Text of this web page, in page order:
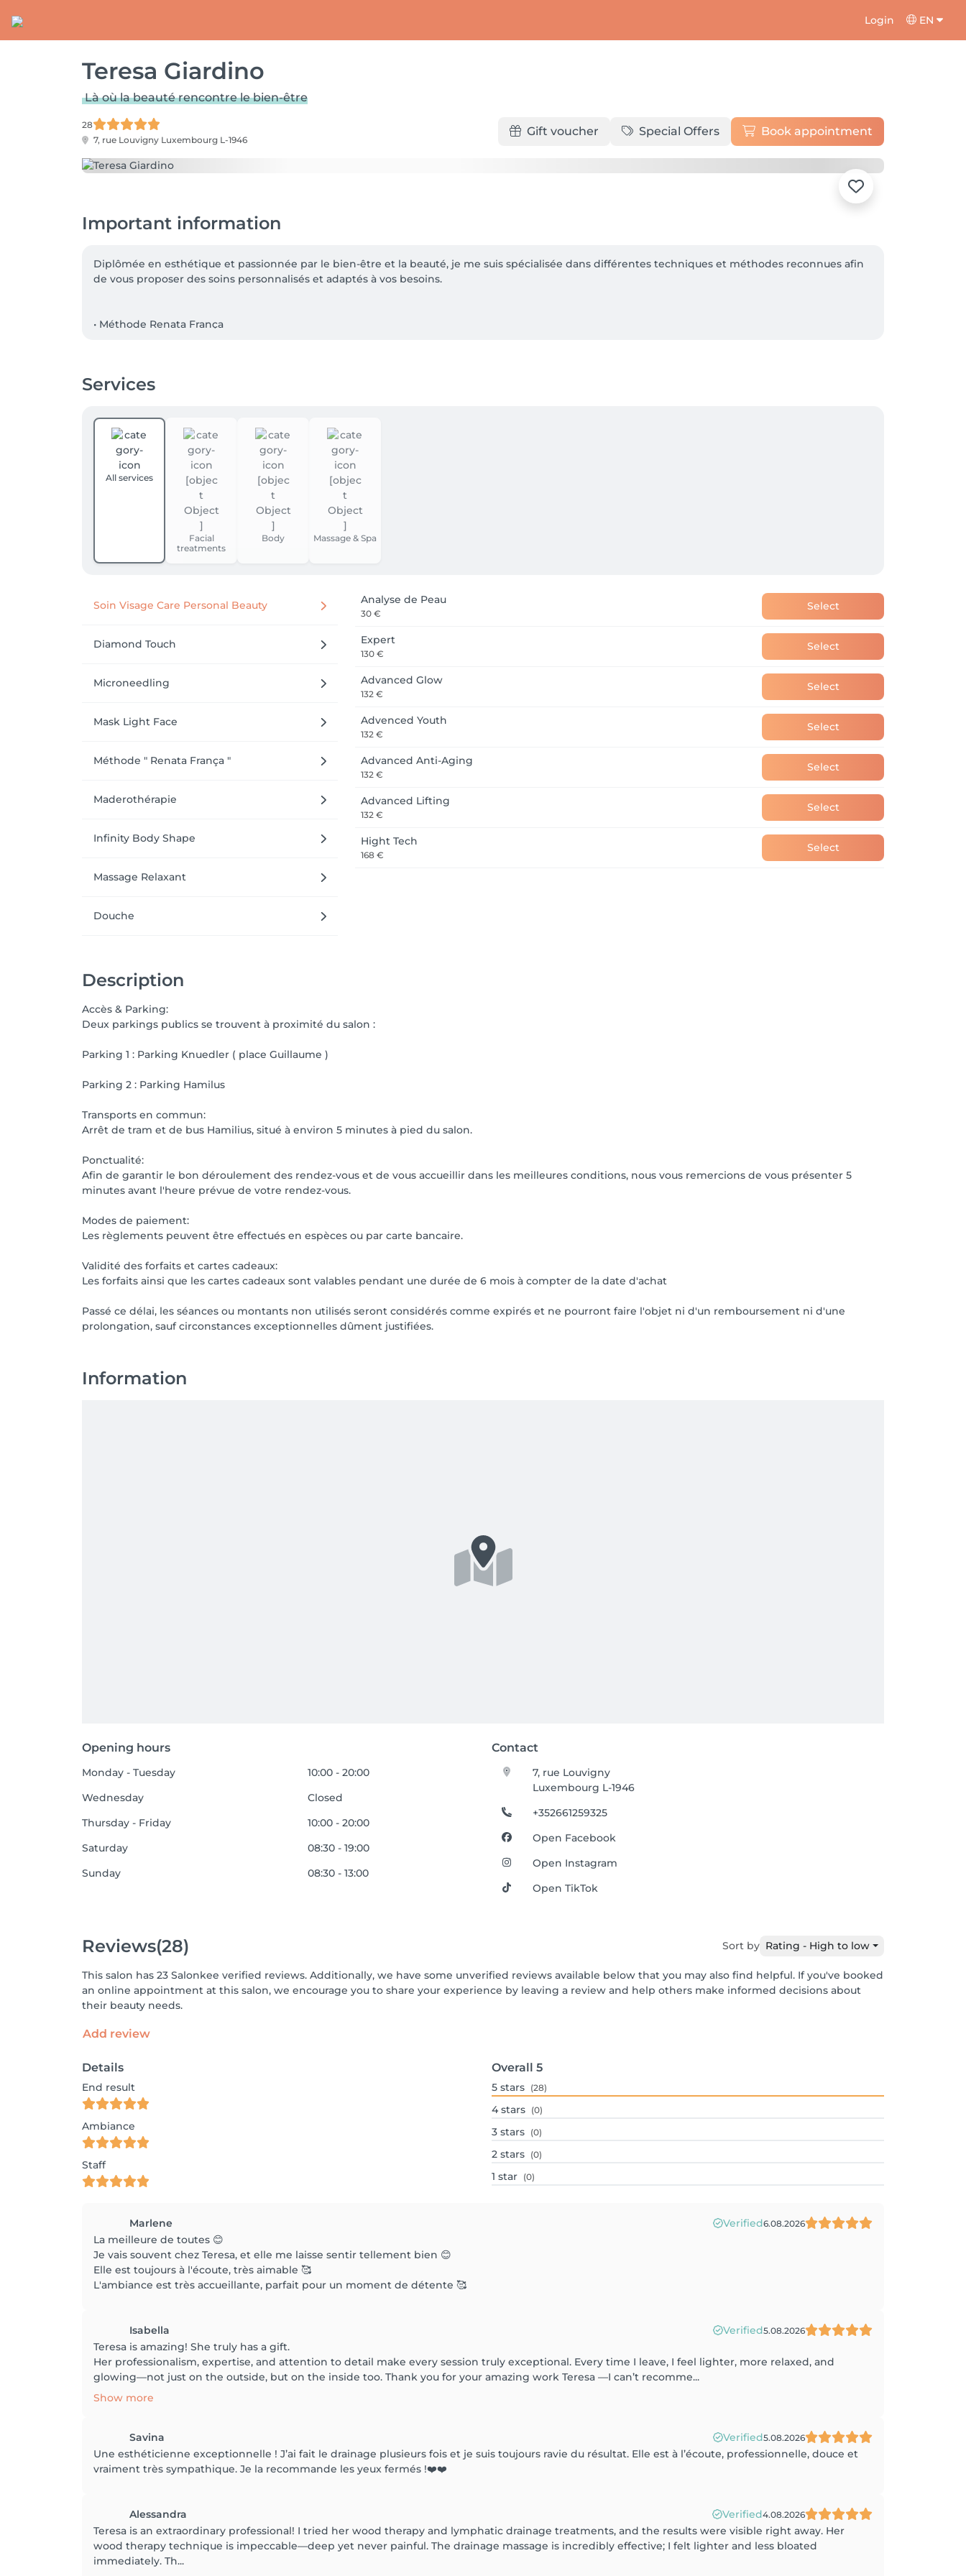
Login EN
Teresa Giardino
Là où la beauté rencontre le bien-être
28
7, rue Louvigny Luxembourg L-1946
Gift voucher Special Offers Book appointment
Important information
Diplômée en esthétique et passionnée par le bien-être et la beauté, je me suis spécialisée dans différentes techniques et méthodes reconnues afin
de vous proposer des soins personnalisés et adaptés à vos besoins.
• Méthode Renata França
• Soins corporels avancés
Je travaille avec différentes technologies de pointe telles que la radiofréquence, les ultrasons, l'oxygénothérapie et l'ultrasonic skin scrubber, afin
d'améliorer la qualité de la peau, de favoriser le bien-être et d'accompagner chaque cliente dans l'atteinte de ses objectifs esthétiques.
Mon objectif est de vous offrir bien plus qu'un soin : une expérience personnalisée, professionnelle et chaleureuse, dans un cadre où votre bien-être
est au centre de toutes les attentions.
Au plaisir de prendre soin de vous.
Services
All services
Facial
treatments
Body Massage & Spa
Soin Visage Care Personal Beauty
Diamond Touch
Microneedling
Mask Light Face
Méthode " Renata França "
Maderothérapie
Infinity Body Shape
Massage Relaxant
Douche
Analyse de Peau
30 €
Select
Expert
130 €
Select
Advanced Glow
132 €
Select
Advenced Youth
132 €
Select
Advanced Anti-Aging
132 €
Select
Advanced Lifting
132 €
Select
Hight Tech
168 €
Select
Description
Accès & Parking:
Deux parkings publics se trouvent à proximité du salon :
Parking 1 : Parking Knuedler ( place Guillaume )
Parking 2 : Parking Hamilus
Transports en commun:
Arrêt de tram et de bus Hamilius, situé à environ 5 minutes à pied du salon.
Ponctualité:
Afin de garantir le bon déroulement des rendez-vous et de vous accueillir dans les meilleures conditions, nous vous remercions de vous présenter 5
minutes avant l'heure prévue de votre rendez-vous.
Modes de paiement:
Les règlements peuvent être effectués en espèces ou par carte bancaire.
Validité des forfaits et cartes cadeaux:
Les forfaits ainsi que les cartes cadeaux sont valables pendant une durée de 6 mois à compter de la date d'achat
Passé ce délai, les séances ou montants non utilisés seront considérés comme expirés et ne pourront faire l'objet ni d'un remboursement ni d'une
prolongation, sauf circonstances exceptionnelles dûment justifiées.
Information
Opening hours Contact
Monday - Tuesday
10:00 - 20:00
Wednesday
Closed
Thursday - Friday
10:00 - 20:00
Saturday
08:30 - 19:00
Sunday
08:30 - 13:00
7, rue Louvigny
Luxembourg L-1946
+352661259325
Open Facebook
Open Instagram
Open TikTok
Reviews(28) Sort by Rating - High to low
This salon has 23 Salonkee verified reviews. Additionally, we have some unverified reviews available below that you may also find helpful. If you've booked
an online appointment at this salon, we encourage you to share your experience by leaving a review and help others make informed decisions about
their beauty needs.
Add review
Details
End result
Ambiance
Staff
Overall 5
5 stars (28)
4 stars (0)
3 stars (0)
2 stars (0)
1 star (0)
Marlene Verified6.08.2026
La meilleure de toutes 😊
Je vais souvent chez Teresa, et elle me laisse sentir tellement bien 😊
Elle est toujours à l'écoute, très aimable 🥰
L'ambiance est très accueillante, parfait pour un moment de détente 🥰
Isabella Verified5.08.2026
Teresa is amazing! She truly has a gift.
Her professionalism, expertise, and attention to detail make every session truly exceptional. Every time I leave, I feel lighter, more relaxed, and
glowing—not just on the outside, but on the inside too. Thank you for your amazing work Teresa —I can’t recomme...
Show more
Savina Verified5.08.2026
Une esthéticienne exceptionnelle ! J’ai fait le drainage plusieurs fois et je suis toujours ravie du résultat. Elle est à l’écoute, professionnelle, douce et
vraiment très sympathique. Je la recommande les yeux fermés !❤️❤️
Alessandra Verified4.08.2026
Teresa is an extraordinary professional! I tried her wood therapy and lymphatic drainage treatments, and the results were visible right away. Her
wood therapy technique is impeccable—deep yet never painful. The drainage massage is incredibly effective; I felt lighter and less bloated
immediately. Th...